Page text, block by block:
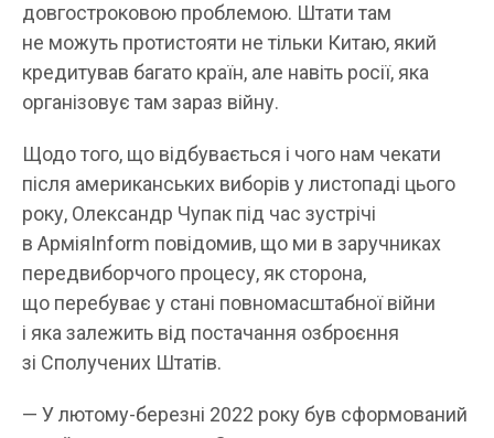
довгостроковою проблемою. Штати там
не можуть протистояти не тільки Китаю, який
кредитував багато країн, але навіть росії, яка
організовує там зараз війну.
Щодо того, що відбувається і чого нам чекати
після американських виборів у листопаді цього
року, Олександр Чупак під час зустрічі
в АрміяInform повідомив, що ми в заручниках
передвиборчого процесу, як сторона,
що перебуває у стані повномасштабної війни
і яка залежить від постачання озброєння
зі Сполучених Штатів.
— У лютому-березні 2022 року був сформований